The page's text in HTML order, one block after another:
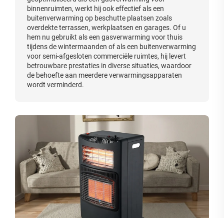
binnenruimten, werkt hij ook effectief als een
buitenverwarming op beschutte plaatsen zoals
overdekte terrassen, werkplaatsen en garages. Of u
hem nu gebruikt als een gasverwarming voor thuis
tijdens de wintermaanden of als een buitenverwarming
voor semi-afgesloten commerciële ruimtes, hij levert
betrouwbare prestaties in diverse situaties, waardoor
de behoefte aan meerdere verwarmingsapparaten
wordt verminderd.